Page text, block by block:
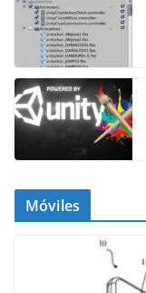
Móviles